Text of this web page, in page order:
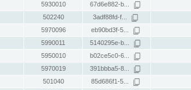
5930010 67d6e882-b...
502240 3adf88fd-f...
5970096 eb90bd3f-5...
5990011 5140295e-b...
5950010 b02ce5c0-6...
5970019 391bbba5-8...
501040 85d686f1-5...